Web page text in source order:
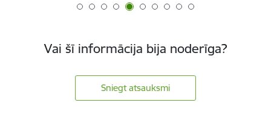
Vai šī informācija bija noderīga?
Sniegt atsauksmi